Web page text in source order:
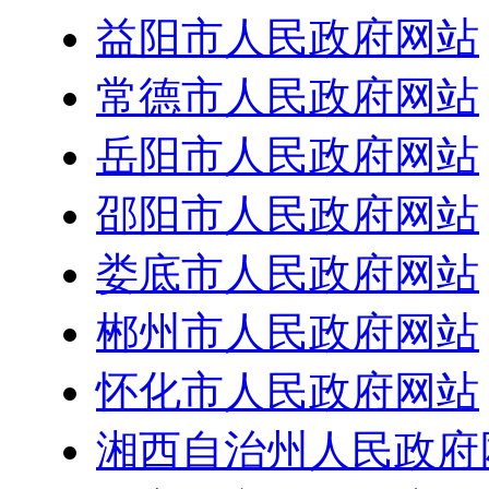
益阳市人民政府网站
常德市人民政府网站
岳阳市人民政府网站
邵阳市人民政府网站
娄底市人民政府网站
郴州市人民政府网站
怀化市人民政府网站
湘西自治州人民政